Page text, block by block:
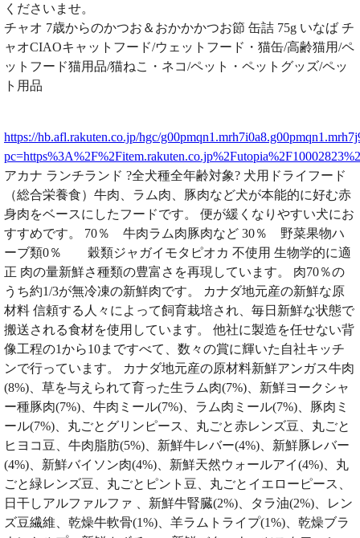
くださいませ。
チャオ 7歳からのかつお＆おかかかつお節 缶詰 75g いなば チ
ャオCIAOキャットフード/ウェットフード・猫缶/高齢猫用/ペ
ットフード猫用品/猫ねこ・ネコ/ペット・ペットグッズ/ペッ
ト用品
https://hb.afl.rakuten.co.jp/hgc/
アカナ ランチランド ?全犬種全年齢対象? 犬用ドライフード
（総合栄養食）牛肉、ラム肉、豚肉など犬が本能的に好む赤
身肉をベースにしたフードです。 便が緩くなりやすい犬にお
すすめです。 70％ 牛肉ラム肉豚肉など 30％ 野菜果物ハ
ーブ類0％ 穀類ジャガイモタピオカ 不使用 生物学的に適
正 肉の量新鮮さ種類の豊富さを再現しています。 肉70％の
うち約1/3が無冷凍の新鮮肉です。 カナダ地元産の新鮮な原
材料 信頼する人々によって飼育栽培され、毎日新鮮な状態で
搬送される食材を使用しています。 他社に製造を任せない背
像工程の1から10まですべて、数々の賞に輝いた自社キッチ
ンで行っています。 カナダ地元産の原材料新鮮アンガス牛肉
(8%)、草を与えられて育った生ラム肉(7%)、新鮮ヨークシャ
ー種豚肉(7%)、牛肉ミール(7%)、ラム肉ミール(7%)、豚肉ミ
ール(7%)、丸ごとグリンピース、丸ごと赤レンズ豆、丸ごと
ヒヨコ豆、牛肉脂肪(5%)、新鮮牛レバー(4%)、新鮮豚レバー
(4%)、新鮮バイソン肉(4%)、新鮮天然ウォールアイ(4%)、丸
ごと緑レンズ豆、丸ごとピント豆、丸ごとイエローピース、
日干しアルファルファ 、新鮮牛腎臓(2%)、タラ油(2%)、レン
ズ豆繊維、乾燥牛軟骨(1%)、羊ラムトライプ(1%)、乾燥ブラ